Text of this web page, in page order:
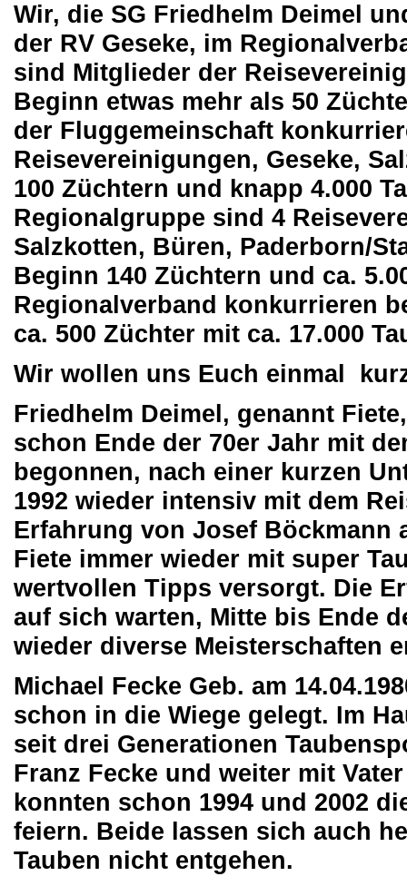
Wir, die SG Friedhelm Deimel
der RV Geseke, im
sind Mitglieder der
Beginn etwas mehr als 50
der Fluggemeinschaft
Reisevereinigungen, Geseke,
100 Züchtern und knapp 4.000
Regionalgruppe sind 4
Salzkotten, Büren, Paderborn/
Beginn 140 Züchtern und ca.
Regionalverband konkurrieren
ca. 500 Züchter mit ca. 17.000
Wir wollen uns Euch einmal
Friedhelm Deimel, genannt
schon Ende der 70er Jahr mit
begonnen, nach einer kurzen
1992 wieder intensiv mit dem
Erfahrung von Josef Böckmann
Fiete immer wieder mit super
wertvollen Tipps versorgt. Die
auf sich warten, Mitte bis Ende
wieder diverse Meisterschaften
Michael Fecke Geb. am
schon in die Wiege gelegt. Im
seit drei Generationen
Franz Fecke und weiter mit
konnten schon 1994 und 2002
feiern. Beide lassen sich auch
Tauben nicht entgehen.